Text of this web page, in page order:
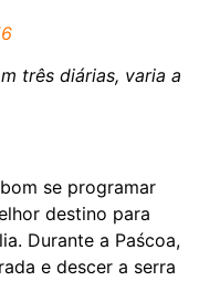
três diárias, varia a
se programar
destino para
Durante a Paścoa,
e descer a serra